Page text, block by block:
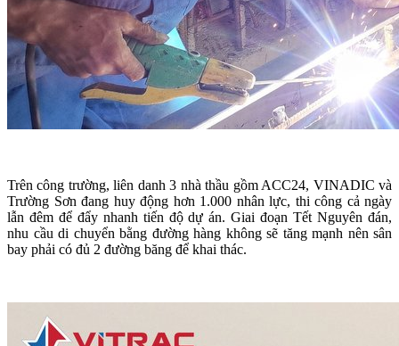
Trên công trường, liên danh 3 nhà thầu gồm ACC24, VINADIC và
Trường Sơn đang huy động hơn 1.000 nhân lực, thi công cả ngày
lẫn đêm để đẩy nhanh tiến độ dự án. Giai đoạn Tết Nguyên đán,
nhu cầu di chuyển bằng đường hàng không sẽ tăng mạnh nên sân
bay phải có đủ 2 đường băng để khai thác.